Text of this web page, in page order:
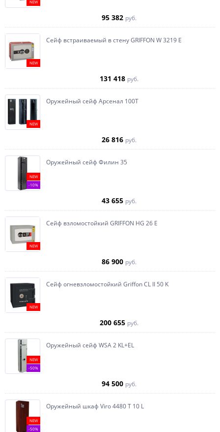
NEW
95 382 руб.
NEW
Сейф встраиваемый в стену GRIFFON W 3219 E
131 418 руб.
NEW
Оружейный сейф Арсенал 100Т
26 816 руб.
NEW
-10%
Оружейный сейф Филин 35
43 655 руб.
NEW
Сейф взломостойкий GRIFFON HG 26 E
86 900 руб.
NEW
Сейф огневзломостойкий Griffon CL II 50 K
200 655 руб.
NEW
-50%
Оружейный сейф WSA 2 KL+EL
94 500 руб.
NEW
-50%
Оружейный шкаф Viro 4480 T 10 L